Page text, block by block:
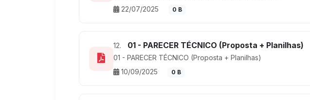
22/07/2025
0 B
12. 01 - PARECER TÉCNICO (Proposta + Planilhas)
01 - PARECER TÉCNICO (Proposta + Planilhas)
10/09/2025
0 B